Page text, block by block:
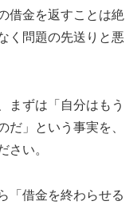
借金を返すことは絶
く問題の先送りと悪
まずは「自分はもう
だ」という事実を、
さい。
「借金を終わらせる